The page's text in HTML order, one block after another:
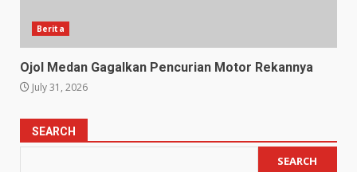
Berita
Ojol Medan Gagalkan Pencurian Motor Rekannya
July 31, 2026
SEARCH
SEARCH